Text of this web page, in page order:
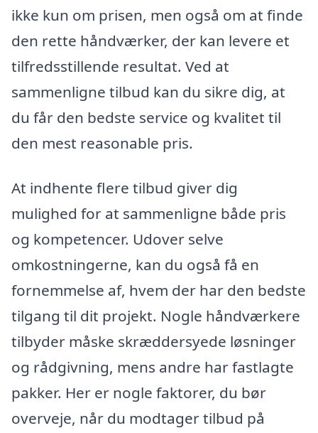
ikke kun om prisen, men også om at finde
den rette håndværker, der kan levere et
tilfredsstillende resultat. Ved at
sammenligne tilbud kan du sikre dig, at
du får den bedste service og kvalitet til
den mest reasonable pris.
At indhente flere tilbud giver dig
mulighed for at sammenligne både pris
og kompetencer. Udover selve
omkostningerne, kan du også få en
fornemmelse af, hvem der har den bedste
tilgang til dit projekt. Nogle håndværkere
tilbyder måske skræddersyede løsninger
og rådgivning, mens andre har fastlagte
pakker. Her er nogle faktorer, du bør
overveje, når du modtager tilbud på